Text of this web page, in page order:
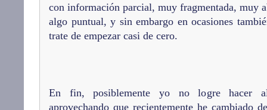
con información parcial, muy fragmentada, muy
algo puntual, y sin embargo en ocasiones
trate de empezar casi de cero.
En fin, posiblemente yo no logre hacer
aprovechando que recientemente he cambiado